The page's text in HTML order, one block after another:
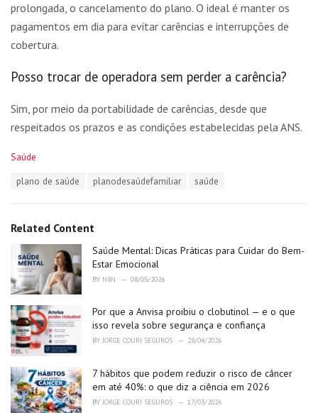
prolongada, o cancelamento do plano. O ideal é manter os
pagamentos em dia para evitar carências e interrupções de
cobertura.
Posso trocar de operadora sem perder a carência?
Sim, por meio da portabilidade de carências, desde que
respeitados os prazos e as condições estabelecidas pela ANS.
C
r
:
Saúde
:
plano de saúde planodesaúdefamiliar saúde
Related Content
Saúde Mental: Dicas Práticas para Cuidar do Bem-
Estar Emocional
BY N8N 08/05/2026
Por que a Anvisa proibiu o clobutinol — e o que
isso revela sobre segurança e confiança
BY JORGE COURI SEGUROS 28/04/2026
7 hábitos que podem reduzir o risco de câncer
em até 40%: o que diz a ciência em 2026
BY JORGE COURI SEGUROS 17/03/2026